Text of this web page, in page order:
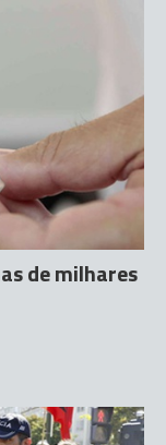
de milhares